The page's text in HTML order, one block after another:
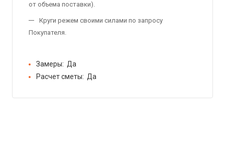
от объема поставки).
Круги режем своими силами по запросу
Покупателя.
Замеры: Да
Расчет сметы: Да